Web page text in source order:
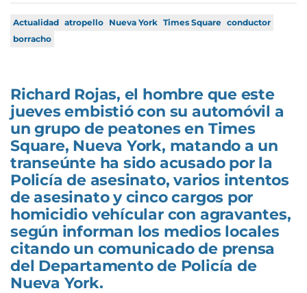
Actualidad atropello Nueva York Times Square conductor
borracho
Richard Rojas, el hombre que este
jueves embistió con su automóvil a
un grupo de peatones en Times
Square, Nueva York, matando a un
transeúnte ha sido acusado por la
Policía de asesinato, varios intentos
de asesinato y cinco cargos por
homicidio vehícular con agravantes,
según informan los medios locales
citando un comunicado de prensa
del Departamento de Policía de
Nueva York.